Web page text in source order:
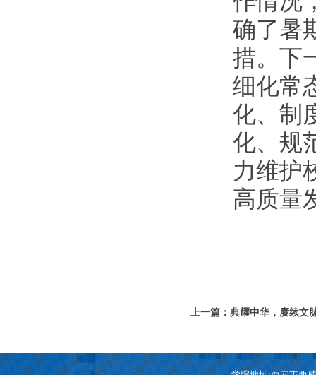
确了暑
措。下
细化常
化、制
化、规
力维护
高质量
上一篇：典耀中华，赓续